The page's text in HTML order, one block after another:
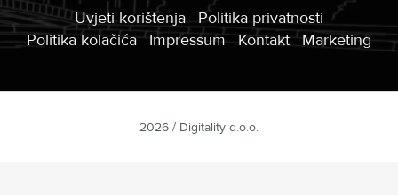
Uvjeti korištenja
Politika privatnosti
Politika kolačića
Impressum Kontakt Marketing
2026 / Digitality d.o.o.